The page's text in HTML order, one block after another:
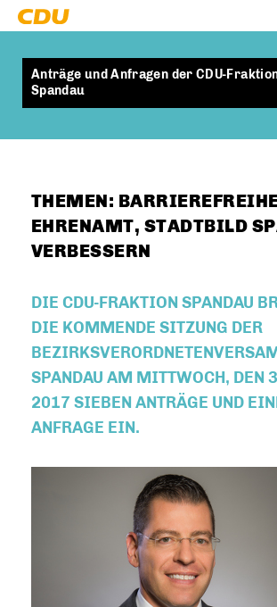
Anträge und Anfragen der CDU-
Spandau
THEMEN:
EHRENAMT, STADTBILD
VERBESSERN
DIE CDU-FRAKTION SPANDAU
DIE KOMMENDE SITZUNG DER
SPANDAU AM MITTWOCH, DEN
2017 SIEBEN ANTRÄGE UND EINE
NFRAGE EIN.